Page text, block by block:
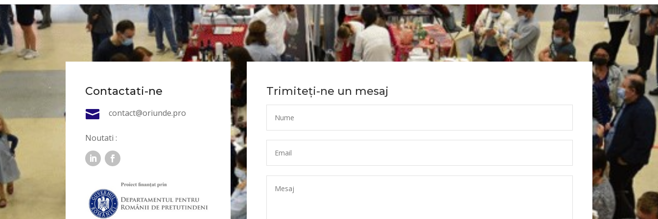
Contactati-ne
 contact@oriunde.pro
Noutati :
Trimiteți-ne un mesaj